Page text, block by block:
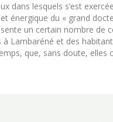
dans lesquels s’est
énergique du « grand
un certain nombre
à Lambaréné et des
que, sans doute,